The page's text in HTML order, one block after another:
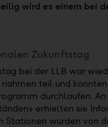
wird es einem bei
Zukunftstag
bei der LLB war
teil und
durchlaufen. An
erhielten sie
Stationen wurden von